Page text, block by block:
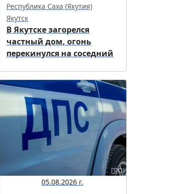
Республика Саха (Якутия)
Якутск
В Якутске загорелся
частный дом, огонь
перекинулся на соседний
05.08.2026 г.